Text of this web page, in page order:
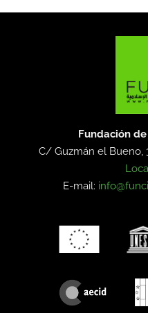
Fundación
C/ Guzmán el Bueno,
E-mail: